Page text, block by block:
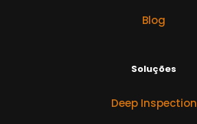
Blog
Soluções
Deep Inspection